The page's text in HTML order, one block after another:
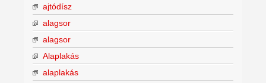
ajtódísz
alagsor
alagsor
Alaplakás
alaplakás